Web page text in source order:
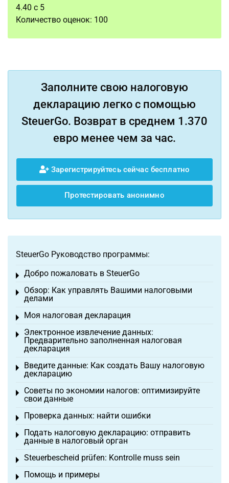
4.40 с 5
Количество оценок: 100
Заполните свою налоговую
декларацию легко с помощью
SteuerGo. Возврат в среднем 1.370
евро менее чем за час.
Зарегистрируйтесь сейчас бесплатно
Протестировать анонимно
SteuerGo Руководство программы:
Добро пожаловать в SteuerGo
Toggle menu
Обзор: Как управлять Вашими налоговыми
делами
Toggle menu
Моя налоговая декларация
Toggle menu
Электронное извлечение данных:
Предварительно заполненная налоговая
декларация
Toggle menu
Введите данные: Как создать Вашу налоговую
декларацию
Toggle menu
Советы по экономии налогов: оптимизируйте
свои данные
Toggle menu
Проверка данных: найти ошибки
Toggle menu
Подать налоговую декларацию: отправить
данные в налоговый орган
Toggle menu
Steuerbescheid prüfen: Kontrolle muss sein
Toggle menu
Помощь и примеры
Toggle menu